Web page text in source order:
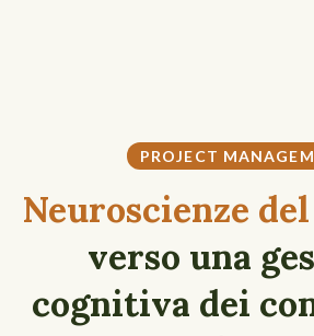
PROJECT
Neuroscienze
verso una
cognitiva dei